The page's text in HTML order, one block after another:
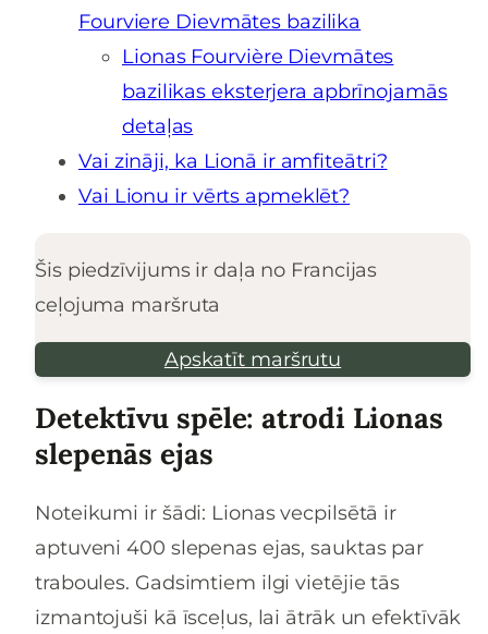
Fourviere Dievmātes bazilika
Lionas Fourvière Dievmātes
bazilikas eksterjera apbrīnojamās
detaļas
Vai zināji, ka Lionā ir amfiteātri?
Vai Lionu ir vērts apmeklēt?
Šis piedzīvijums ir daļa no Francijas
ceļojuma maršruta
Apskatīt maršrutu
Detektīvu spēle: atrodi Lionas
slepenās ejas
Noteikumi ir šādi: Lionas vecpilsētā ir
aptuveni 400 slepenas ejas, sauktas par
traboules. Gadsimtiem ilgi vietējie tās
izmantojuši kā īsceļus, lai ātrāk un efektīvāk